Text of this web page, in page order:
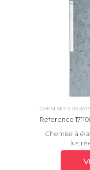
CHEMISES 3 RABATS
Reference
Chemise à